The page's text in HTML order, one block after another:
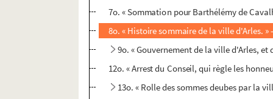
7o. « Sommation pour Barthélémy de
8o. « Histoire sommaire de la ville d'Arles.
9o. « Gouvernement de la ville d'Arles,
12o. « Arrest du Conseil, qui règle les
13o. « Rolle des sommes deubes par la